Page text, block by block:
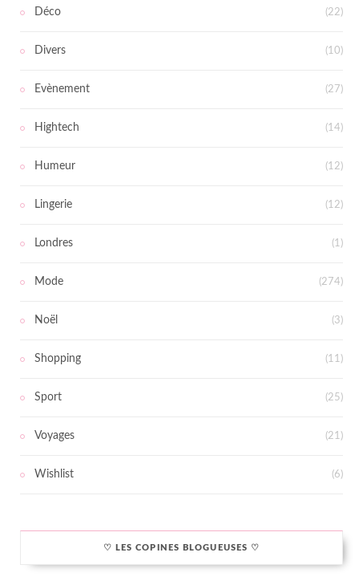
Déco (22)
Divers (10)
Evènement (27)
Hightech (14)
Humeur (12)
Lingerie (12)
Londres (1)
Mode (274)
Noël (3)
Shopping (11)
Sport (25)
Voyages (21)
Wishlist (6)
♡ LES COPINES BLOGUEUSES ♡